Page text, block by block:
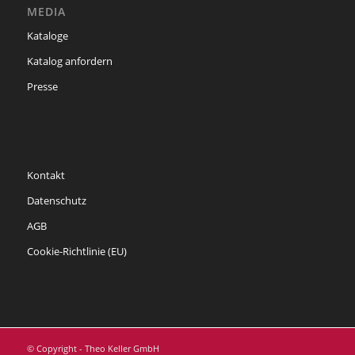
MEDIA
Kataloge
Katalog anfordern
Presse
Kontakt
Datenschutz
AGB
Cookie-Richtlinie (EU)
© Copyright - Theo Keller GmbH